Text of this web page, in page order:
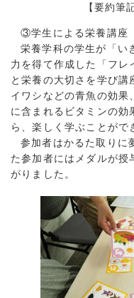
【要約筆
③学生による栄養講座
栄養学科の学生が「い
力を得て作成した「フレ
と栄養の大切さを学び
イワシなどの青魚の効
に含まれるビタミンの効
ら、楽しく学ぶことがで
参加者はかるた取りに
た参加者にはメダルが授
がりました。